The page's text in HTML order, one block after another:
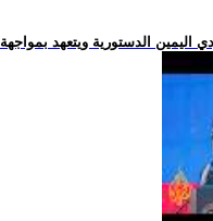
اليمين الدستورية ويتعهد بمواجهة